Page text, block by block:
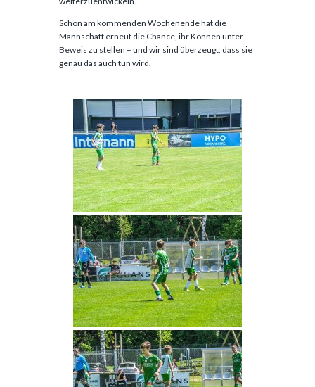
Schon am kommenden Wochenende hat die
Mannschaft erneut die Chance, ihr Können unter
Beweis zu stellen – und wir sind überzeugt, dass sie
genau das auch tun wird.